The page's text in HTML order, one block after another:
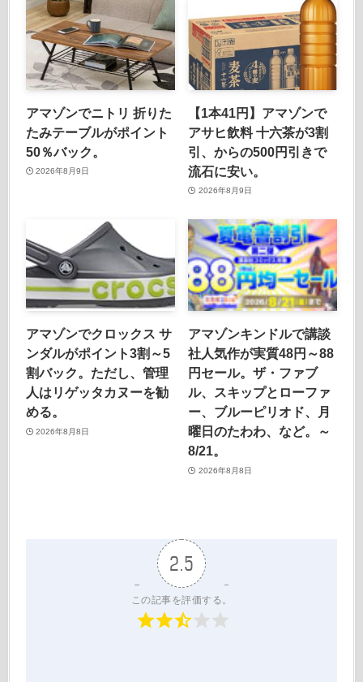
アマゾンでニトリ 折りた
たみテーブルがポイント
50％バック。
2026年8月9日
【1本41円】アマゾンで
アサヒ飲料 十六茶が3割
引、からの500円引きで
流石に安い。
2026年8月9日
アマゾンでクロックス サ
ンダルがポイント3割～5
割バック。ただし、管理
人はリゲッタカヌーを勧
める。
2026年8月8日
アマゾンキンドルで講談
社人気作が実質48円～88
円セール。ザ・ファブ
ル、スキップとローファ
ー、ブルーピリオド、月
曜日のたわわ、など。～
8/21。
2026年8月8日
2.5
この記事を評価する。